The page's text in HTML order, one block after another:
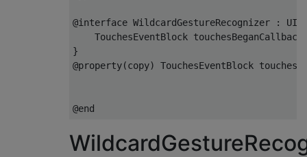
@interface WildcardGestureRecognizer :
TouchesEventBlock touchesBeganCallback
}
@property(copy) TouchesEventBlock
@end